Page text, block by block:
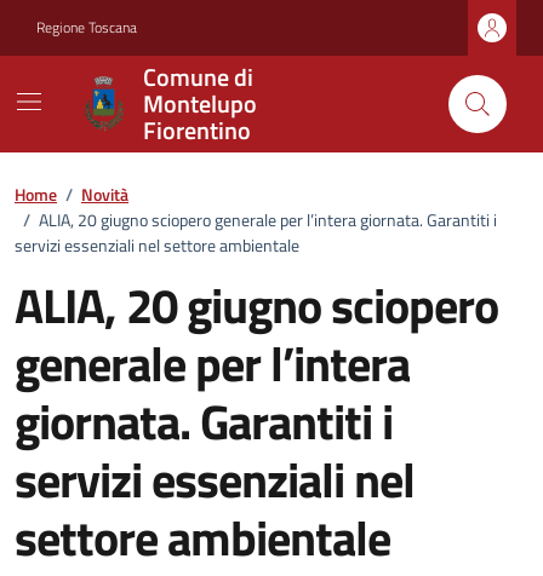
Regione Toscana
Comune di
Montelupo
Fiorentino
Home / Novità
/ ALIA, 20 giugno sciopero generale per l’intera giornata. Garantiti i
servizi essenziali nel settore ambientale
ALIA, 20 giugno sciopero
generale per l’intera
giornata. Garantiti i
servizi essenziali nel
settore ambientale